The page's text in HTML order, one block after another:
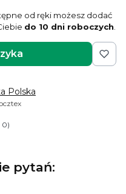
od ręki możesz dodać
do 10 dni roboczych.
Polska
0)
pytań: